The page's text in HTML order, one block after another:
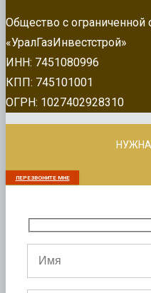
Общество с
«УралГазИнвестстрой»
ИНН: 7451080996
КПП: 745101001
ОГРН: 1027402928310
ПЕРЕЗВОНИТЕ МНЕ